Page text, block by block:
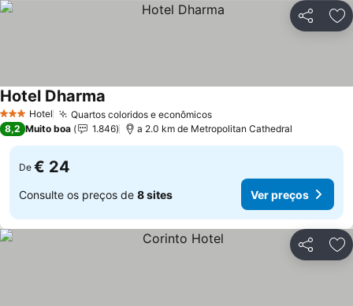
Partilhar
3 EstrelasHotel Quartos coloridos e econômicos
Hotel Dharma
8,2 Muito boa 1.846 a 2.0 km de Metropolitan Cathedral
De € 24
Consulte os preços de 8 sites Ver preços
Partilhar